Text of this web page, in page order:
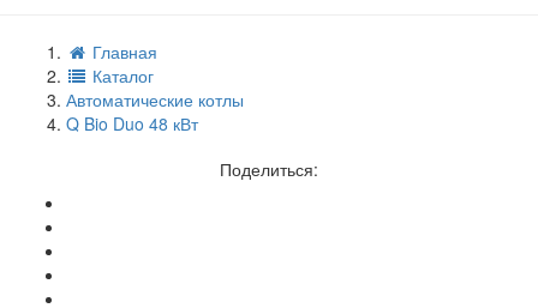
Главная
Каталог
Автоматические котлы
Q Bio Duo 48 кВт
Поделиться: